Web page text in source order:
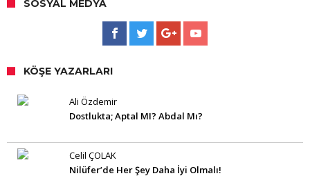
SOSYAL MEDYA
KÖŞE YAZARLARI
Ali Özdemir
Dostlukta; Aptal MI? Abdal Mı?
Celil ÇOLAK
Nilüfer’de Her Şey Daha İyi Olmalı!